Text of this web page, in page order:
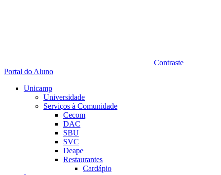
Contraste
Portal do Aluno
Unicamp
Universidade
Serviços à Comunidade
Cecom
DAC
SBU
SVC
Deape
Restaurantes
Cardápio